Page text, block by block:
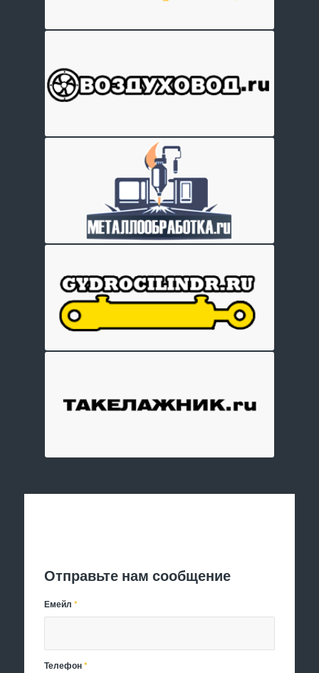
Отправьте нам сообщение
Емейл*
Телефон*